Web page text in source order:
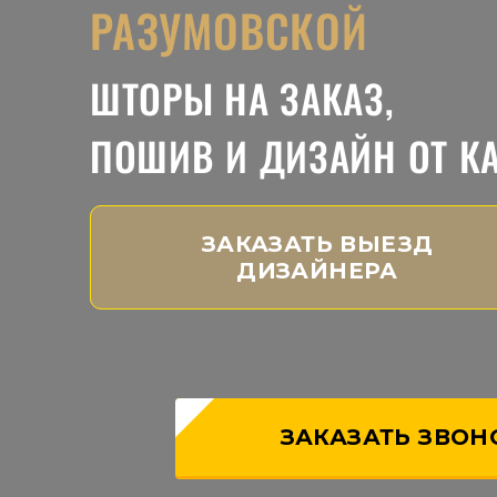
РАЗУМОВСКОЙ
ШТОРЫ НА ЗАКАЗ,
ПОШИВ И ДИЗАЙН ОТ
ЗАКАЗАТЬ ВЫЕЗД
ДИЗАЙНЕРА
ЗАКАЗАТЬ